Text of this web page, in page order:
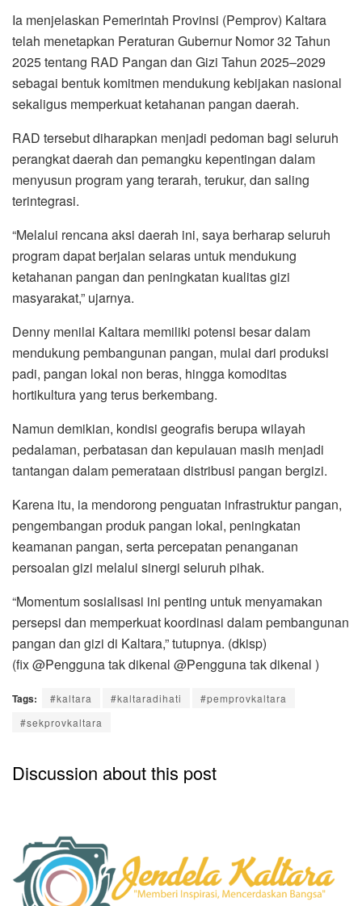
Ia menjelaskan Pemerintah Provinsi (Pemprov) Kaltara
telah menetapkan Peraturan Gubernur Nomor 32 Tahun
2025 tentang RAD Pangan dan Gizi Tahun 2025–2029
sebagai bentuk komitmen mendukung kebijakan nasional
sekaligus memperkuat ketahanan pangan daerah.
RAD tersebut diharapkan menjadi pedoman bagi seluruh
perangkat daerah dan pemangku kepentingan dalam
menyusun program yang terarah, terukur, dan saling
terintegrasi.
“Melalui rencana aksi daerah ini, saya berharap seluruh
program dapat berjalan selaras untuk mendukung
ketahanan pangan dan peningkatan kualitas gizi
masyarakat,” ujarnya.
Denny menilai Kaltara memiliki potensi besar dalam
mendukung pembangunan pangan, mulai dari produksi
padi, pangan lokal non beras, hingga komoditas
hortikultura yang terus berkembang.
Namun demikian, kondisi geografis berupa wilayah
pedalaman, perbatasan dan kepulauan masih menjadi
tantangan dalam pemerataan distribusi pangan bergizi.
Karena itu, ia mendorong penguatan infrastruktur pangan,
pengembangan produk pangan lokal, peningkatan
keamanan pangan, serta percepatan penanganan
persoalan gizi melalui sinergi seluruh pihak.
“Momentum sosialisasi ini penting untuk menyamakan
persepsi dan memperkuat koordinasi dalam pembangunan
pangan dan gizi di Kaltara,” tutupnya. (dkisp)
(fix @⁨Pengguna tak dikenal⁩ @⁨Pengguna tak dikenal⁩ )
Tags: #kaltara #kaltaradihati
#pemprovkaltara
#sekprovkaltara
Discussion about this post